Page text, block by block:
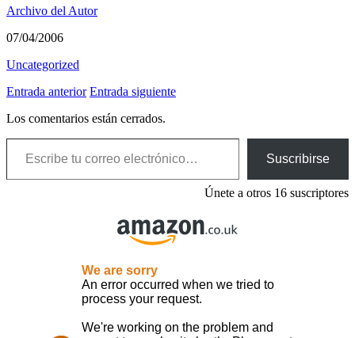
Archivo del Autor
07/04/2006
Uncategorized
Entrada anterior Entrada siguiente
Los comentarios están cerrados.
Escribe tu correo electrónico…
Suscribirse
Únete a otros 16 suscriptores